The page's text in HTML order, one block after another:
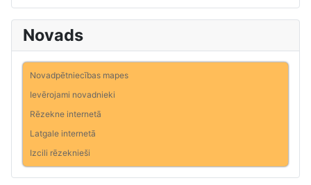
Novads
Novadpētniecības mapes
Ievērojami novadnieki
Rēzekne internetā
Latgale internetā
Izcili rēzeknieši